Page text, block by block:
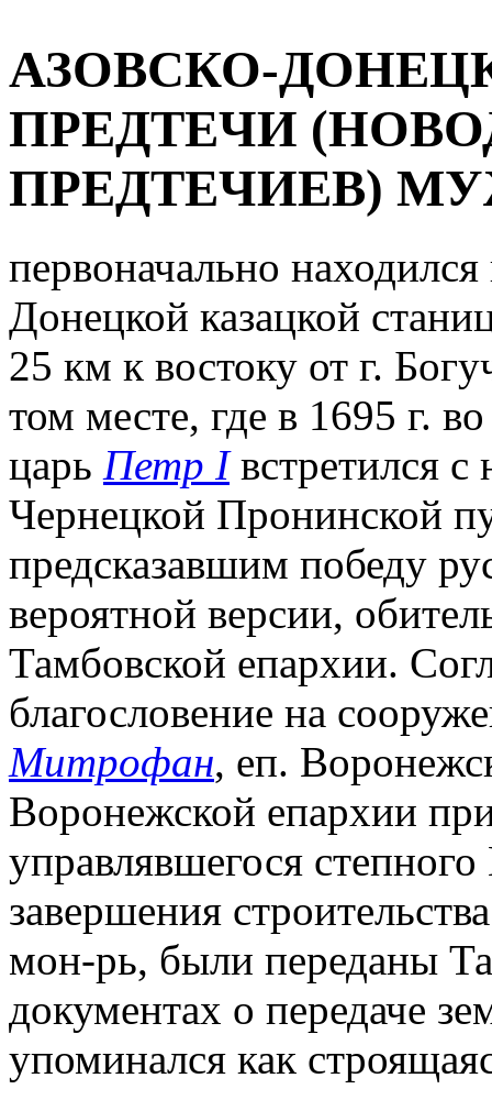
АЗОВСКО-
ПРЕДТЕЧИ
ПРЕДТЕЧИЕВ)
первоначально
Донецкой казацкой
25 км к востоку от г.
том месте, где в 1695 г.
царь Петр Iвстретился с
Чернецкой Пронинской
предсказавшим победу
вероятной версии,
Тамбовской епархии.
благословение на
Митрофан, еп.
Воронежской епархии
управлявшегося
завершения
мон-рь, были переданы
документах о передаче
упоминался как